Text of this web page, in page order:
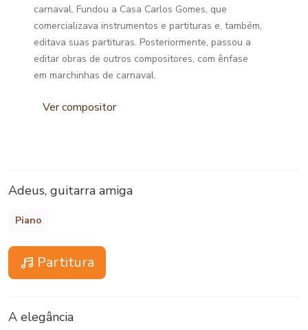
carnaval. Fundou a Casa Carlos Gomes, que
comercializava instrumentos e partituras e, também,
editava suas partituras. Posteriormente, passou a
editar obras de outros compositores, com ênfase
em marchinhas de carnaval.
Ver compositor
Adeus, guitarra amiga
Piano
Partitura
A elegância